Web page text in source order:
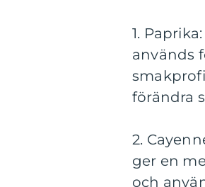
1.
används
förändra
2.
ger en
och